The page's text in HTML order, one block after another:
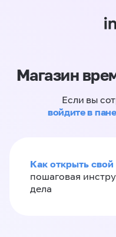
Магазин
Если вы
войдите в
Как открыть
пошаговая
дела